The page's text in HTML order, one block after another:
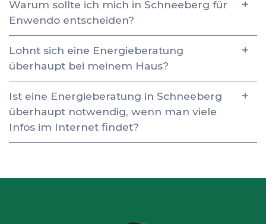
Warum sollte ich mich in Schneeberg für
Enwendo entscheiden?
Lohnt sich eine Energieberatung
überhaupt bei meinem Haus?
Ist eine Energieberatung in Schneeberg
überhaupt notwendig, wenn man viele
Infos im Internet findet?